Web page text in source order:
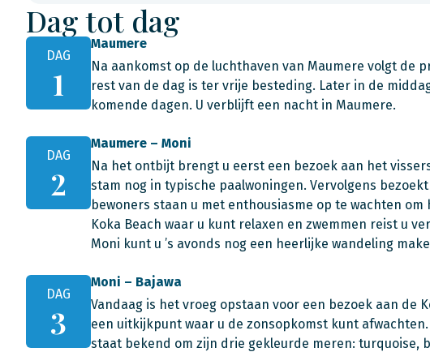
Dag tot dag
DAG
1
Maumere
Na aankomst op de luchthaven van Maumere volgt de
rest van de dag is ter vrije besteding. Later in de
komende dagen. U verblijft een nacht in Maumere.
DAG
2
Maumere – Moni
Na het ontbijt brengt u eerst een bezoek aan het
stam nog in typische paalwoningen. Vervolgens
bewoners staan u met enthousiasme op te wachten
Koka Beach waar u kunt relaxen en zwemmen reist u
Moni kunt u ’s avonds nog een heerlijke wandeling
DAG
3
Moni – Bajawa
Vandaag is het vroeg opstaan voor een bezoek aan de
een uitkijkpunt waar u de zonsopkomst kunt
staat bekend om zijn drie gekleurde meren: turquoise,